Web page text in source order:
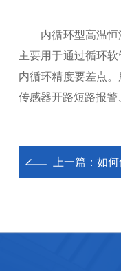
内循环型高温恒温
主要用于通过循环
内循环精度要差点
传感器开路短路报
上一篇： 如